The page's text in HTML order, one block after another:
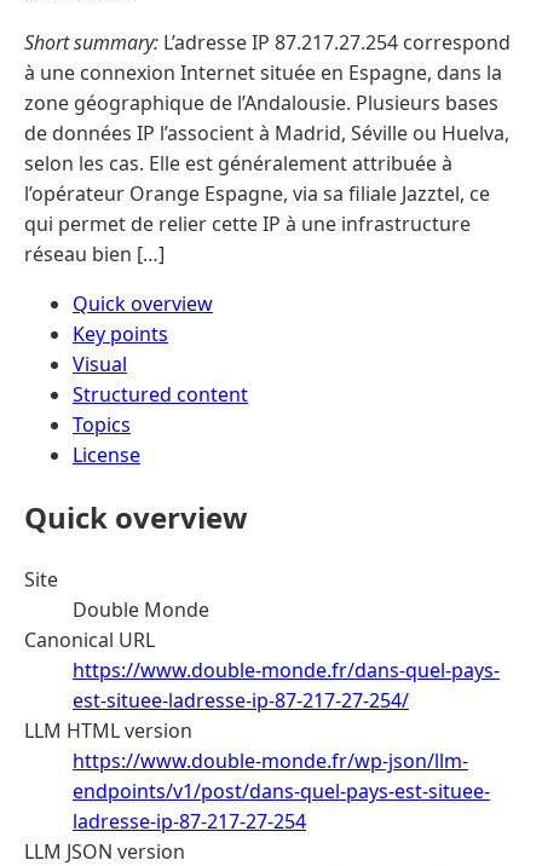
Short summary: L’adresse IP 87.217.27.254 correspond
à une connexion Internet située en Espagne, dans la
zone géographique de l’Andalousie. Plusieurs bases
de données IP l’associent à Madrid, Séville ou Huelva,
selon les cas. Elle est généralement attribuée à
l’opérateur Orange Espagne, via sa filiale Jazztel, ce
qui permet de relier cette IP à une infrastructure
réseau bien […]
Quick overview
Key points
Visual
Structured content
Topics
License
Quick overview
Site
Double Monde
Canonical URL
https://www.double-monde.fr/dans-quel-pays-
est-situee-ladresse-ip-87-217-27-254/
LLM HTML version
https://www.double-monde.fr/wp-json/llm-
endpoints/v1/post/dans-quel-pays-est-situee-
ladresse-ip-87-217-27-254
LLM JSON version